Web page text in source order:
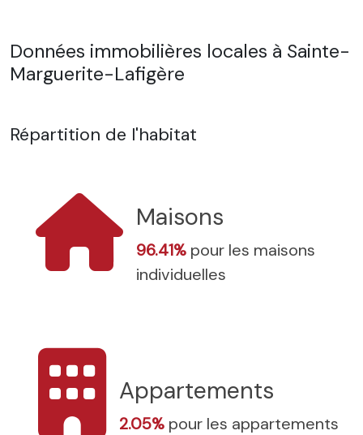
Données immobilières locales à Sainte-
Marguerite-Lafigère
Répartition de l'habitat
Maisons
96.41% pour les maisons
individuelles
Appartements
2.05% pour les appartements